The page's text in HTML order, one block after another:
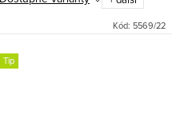
Kód: 5569/22
Tip